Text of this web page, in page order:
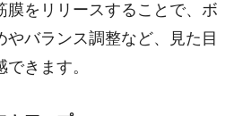
膜をリリースすることで、ボ
バランス調整など、見た目
きます。